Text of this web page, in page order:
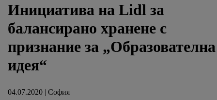
Инициатива на Lidl за
балансирано хранене с
признание за „Образователна
идея“
04.07.2020 | София